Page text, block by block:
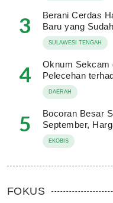
3
Berani Cerdas
Baru yang
SULAWESI TENGAH
4
Oknum Sekcam
Pelecehan
DAERAH
5
Bocoran Besar
September,
EKOBIS
FOKUS